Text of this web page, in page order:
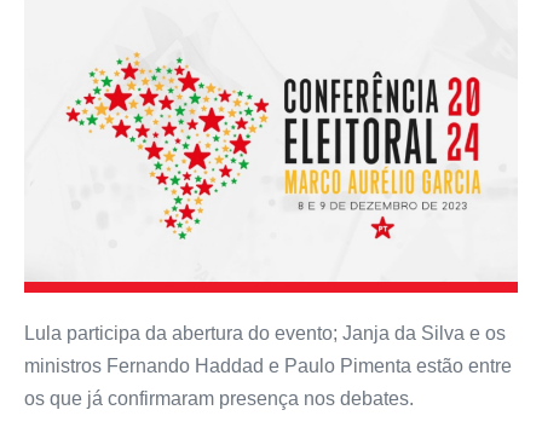
Lula participa da abertura do evento; Janja da Silva e os
ministros Fernando Haddad e Paulo Pimenta estão entre
os que já confirmaram presença nos debates.